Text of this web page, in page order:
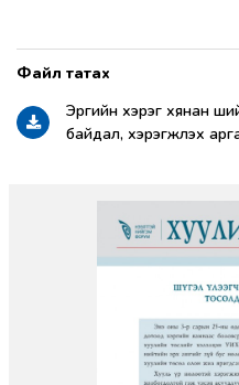
Эрүүгийн хэрэг хянан
байдал, хэрэгжүүлэх